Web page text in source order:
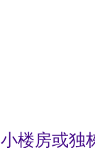
小楼房或独